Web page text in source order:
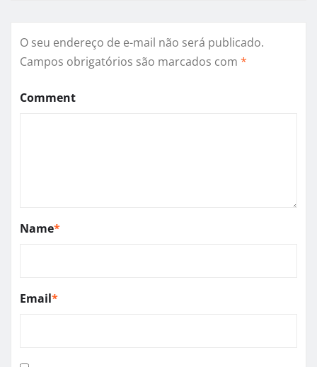
O seu endereço de e-mail não será publicado.
Campos obrigatórios são marcados com *
Comment
Name*
Email*